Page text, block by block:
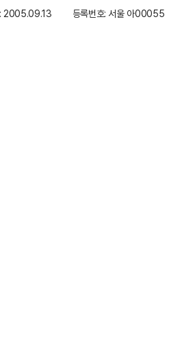
2005.09.13 등록번호: 서울 아00055